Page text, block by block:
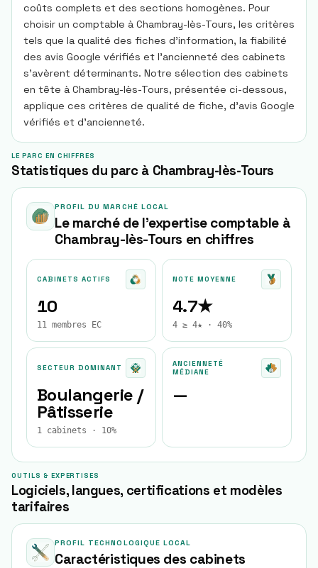
coûts complets et des sections homogènes. Pour
choisir un comptable à Chambray-lès-Tours, les critères
tels que la qualité des fiches d’information, la fiabilité
des avis Google vérifiés et l’ancienneté des cabinets
s’avèrent déterminants. Notre sélection des cabinets
en tête à Chambray-lès-Tours, présentée ci-dessous,
applique ces critères de qualité de fiche, d’avis Google
vérifiés et d’ancienneté.
LE PARC EN CHIFFRES
Statistiques du parc à Chambray-lès-Tours
PROFIL DU MARCHÉ LOCAL
Le marché de l'expertise comptable à
Chambray-lès-Tours en chiffres
CABINETS ACTIFS
10
11 membres EC
NOTE MOYENNE
4.7★
4 ≥ 4★ · 40%
SECTEUR DOMINANT
Boulangerie /
Pâtisserie
1 cabinets · 10%
ANCIENNETÉ
MÉDIANE
—
OUTILS & EXPERTISES
Logiciels, langues, certifications et modèles
tarifaires
PROFIL TECHNOLOGIQUE LOCAL
Caractéristiques des cabinets